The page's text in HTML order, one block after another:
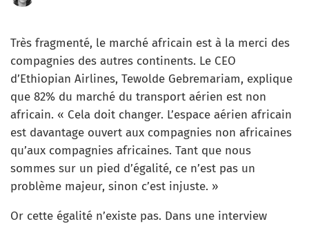
Très fragmenté, le marché africain est à la merci des
compagnies des autres continents. Le CEO
d’Ethiopian Airlines, Tewolde Gebremariam, explique
que 82% du marché du transport aérien est non
africain. « Cela doit changer. L’espace aérien africain
est davantage ouvert aux compagnies non africaines
qu’aux compagnies africaines. Tant que nous
sommes sur un pied d’égalité, ce n’est pas un
problème majeur, sinon c’est injuste. »
Or cette égalité n’existe pas. Dans une interview